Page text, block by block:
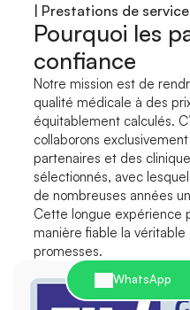
| Prestations de
Pourquoi les
confiance
Notre mission est de
qualité médicale à des
équitablement calculés.
collaborons
partenaires et des
sélectionnés, avec
de nombreuses années
Cette longue expérience
manière fiable la
promesses.
WhatsApp